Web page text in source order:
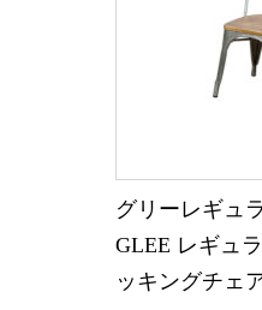
グリーレギュ
GLEE レギュ
ッキングチェ